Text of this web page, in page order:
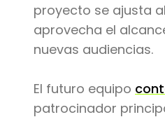
proyecto se ajusta
aprovecha el
nuevas audiencias.
El futuro equipo
patrocinador